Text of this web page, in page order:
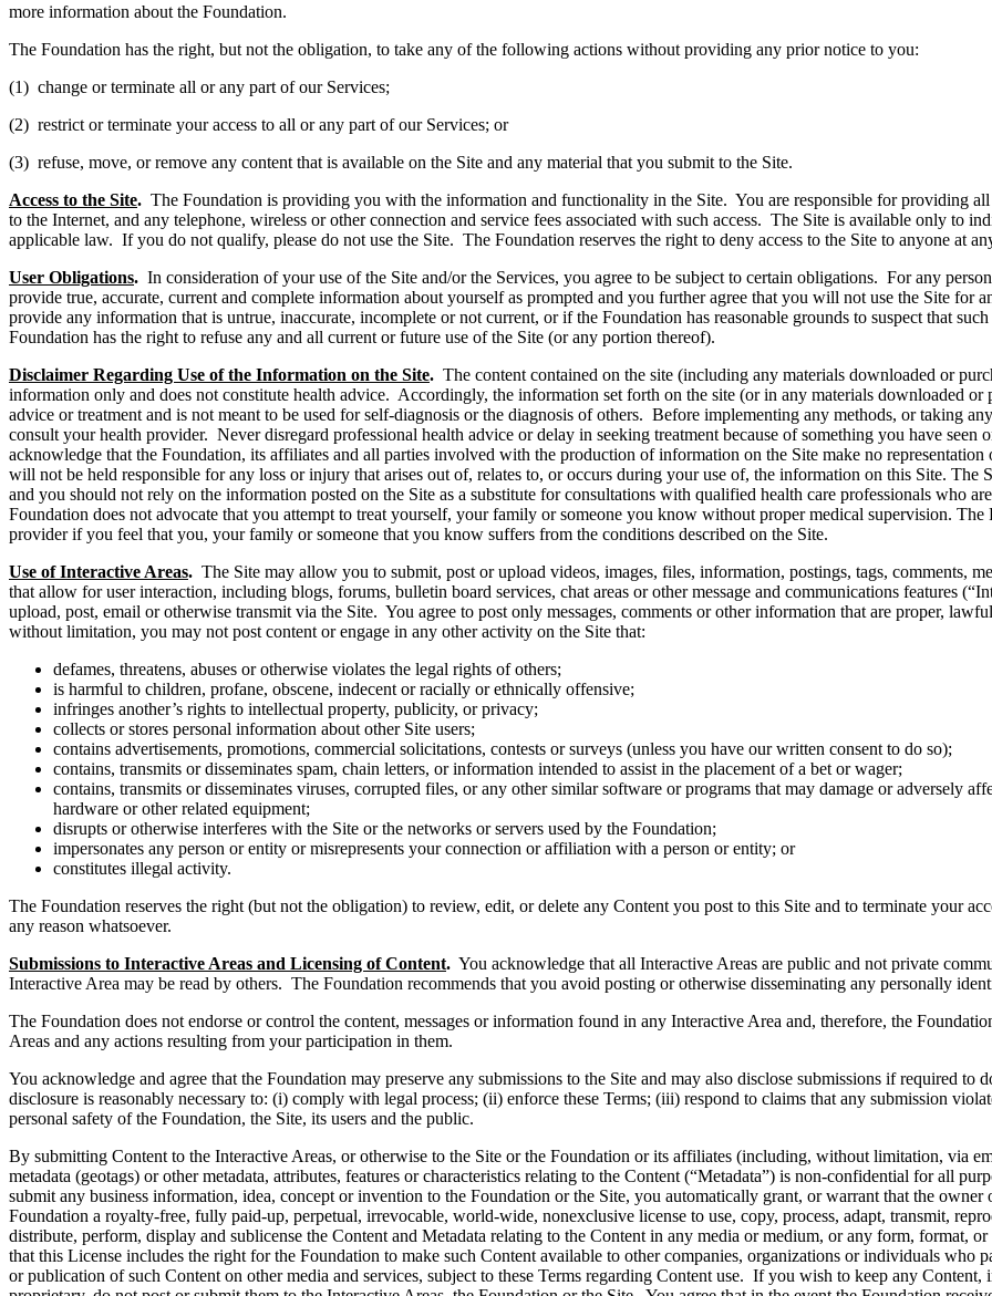
more information about the Foundation.
The Foundation has the right, but not the obligation, to take any of the following actions without providing any prior notice to you:
(1) change or terminate all or any part of our Services;
(2) restrict or terminate your access to all or any part of our Services; or
(3) refuse, move, or remove any content that is available on the Site and any material that you submit to the Site.
Access to the Site. The Foundation is providing you with the information and functionality in the Site. You are responsible for providing all
to the Internet, and any telephone, wireless or other connection and service fees associated with such access. The Site is available only to
applicable law. If you do not qualify, please do not use the Site. The Foundation reserves the right to deny access to the Site to anyone at
User Obligations. In consideration of your use of the Site and/or the Services, you agree to be subject to certain obligations. For any
provide true, accurate, current and complete information about yourself as prompted and you further agree that you will not use the Site
provide any information that is untrue, inaccurate, incomplete or not current, or if the Foundation has reasonable grounds to suspect that
Foundation has the right to refuse any and all current or future use of the Site (or any portion thereof).
Disclaimer Regarding Use of the Information on the Site. The content contained on the site (including any materials downloaded or
information only and does not constitute health advice. Accordingly, the information set forth on the site (or in any materials downloaded or
advice or treatment and is not meant to be used for self-diagnosis or the diagnosis of others. Before implementing any methods, or taking
consult your health provider. Never disregard professional health advice or delay in seeking treatment because of something you have
acknowledge that the Foundation, its affiliates and all parties involved with the production of information on the Site make no
will not be held responsible for any loss or injury that arises out of, relates to, or occurs during your use of, the information on this Site.
and you should not rely on the information posted on the Site as a substitute for consultations with qualified health care professionals who
Foundation does not advocate that you attempt to treat yourself, your family or someone you know without proper medical supervision.
provider if you feel that you, your family or someone that you know suffers from the conditions described on the Site.
Use of Interactive Areas. The Site may allow you to submit, post or upload videos, images, files, information, postings, tags, comments,
that allow for user interaction, including blogs, forums, bulletin board services, chat areas or other message and communications features
upload, post, email or otherwise transmit via the Site. You agree to post only messages, comments or other information that are proper,
without limitation, you may not post content or engage in any other activity on the Site that:
defames, threatens, abuses or otherwise violates the legal rights of others;
is harmful to children, profane, obscene, indecent or racially or ethnically offensive;
infringes another’s rights to intellectual property, publicity, or privacy;
collects or stores personal information about other Site users;
contains advertisements, promotions, commercial solicitations, contests or surveys (unless you have our written consent to do so);
contains, transmits or disseminates spam, chain letters, or information intended to assist in the placement of a bet or wager;
contains, transmits or disseminates viruses, corrupted files, or any other similar software or programs that may damage or adversely
hardware or other related equipment;
disrupts or otherwise interferes with the Site or the networks or servers used by the Foundation;
impersonates any person or entity or misrepresents your connection or affiliation with a person or entity; or
constitutes illegal activity.
The Foundation reserves the right (but not the obligation) to review, edit, or delete any Content you post to this Site and to terminate your
any reason whatsoever.
Submissions to Interactive Areas and Licensing of Content. You acknowledge that all Interactive Areas are public and not private
Interactive Area may be read by others. The Foundation recommends that you avoid posting or otherwise disseminating any personally
The Foundation does not endorse or control the content, messages or information found in any Interactive Area and, therefore, the
Areas and any actions resulting from your participation in them.
You acknowledge and agree that the Foundation may preserve any submissions to the Site and may also disclose submissions if required
disclosure is reasonably necessary to: (i) comply with legal process; (ii) enforce these Terms; (iii) respond to claims that any submission
personal safety of the Foundation, the Site, its users and the public.
By submitting Content to the Interactive Areas, or otherwise to the Site or the Foundation or its affiliates (including, without limitation, via
metadata (geotags) or other metadata, attributes, features or characteristics relating to the Content (“Metadata”) is non-confidential for all
submit any business information, idea, concept or invention to the Foundation or the Site, you automatically grant, or warrant that the
Foundation a royalty-free, fully paid-up, perpetual, irrevocable, world-wide, nonexclusive license to use, copy, process, adapt, transmit,
distribute, perform, display and sublicense the Content and Metadata relating to the Content in any media or medium, or any form, format,
that this License includes the right for the Foundation to make such Content available to other companies, organizations or individuals who
or publication of such Content on other media and services, subject to these Terms regarding Content use. If you wish to keep any